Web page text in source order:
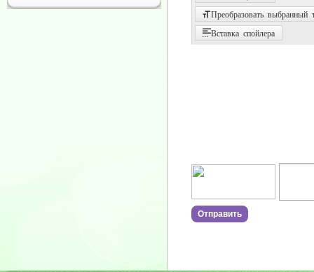
Преобразовать выбранный
Вставка спойлера